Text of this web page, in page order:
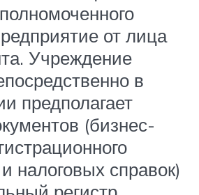
от лица
Учреждение
в
предполагает
(бизнес-
налоговых справок)